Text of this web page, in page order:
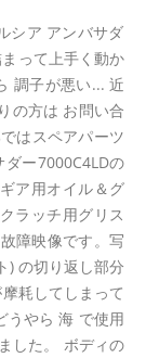
シア アンバサダ
って上手く動か
調子が悪い... 近
の方は お問い合
はスペアパーツ
ー7000C4LDの
ア用オイル＆グ
ラッチ用グリス
障映像です。写
) の切り返し部分
耗してしまって
うやら 海 で使用
した。 ボディの